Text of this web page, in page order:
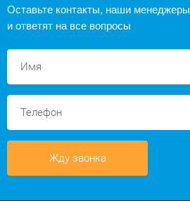
Оставьте контакты, наши
и ответят на все вопросы
Жду звонка